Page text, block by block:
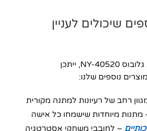
שיכולים לעניין
אם אהבתם את גלובוס NY-40520, ייתכן
נוספים שלנו:
רחב של רעיונות למתנה מקורית
מתנות מיוחדות שישמחו כל אישה
– לחובבי משחקי אסטרטגיה